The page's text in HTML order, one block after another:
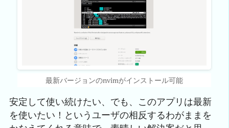
最新バージョンのnvimがインストール可能
安定して使い続けたい、でも、このアプリは最新
を使いたい！というユーザの相反するわがままを